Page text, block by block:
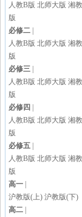
人教B版 北师大版 湘
版
必修二
人教B版 北师大版 湘
版
必修三
人教B版 北师大版 湘
版
必修四
人教B版 北师大版 湘
版
必修五
人教B版 北师大版 湘
版
高一
沪教版(上) 沪教版(下)
高二